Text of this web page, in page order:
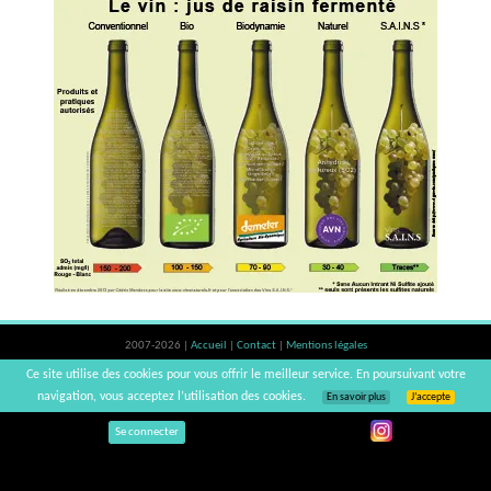
2007-2026 | Accueil Contact
Mentions légales
L'abus d'alcool est dangereux pour la santé, à consommer avec modération. |
vinsnaturels | v3.12
Se connecter
Ce site utilise des cookies pour vous offrir le meilleur service. En poursuivant votre
navigation, vous acceptez l’utilisation des cookies.
En savoir plus J’accepte